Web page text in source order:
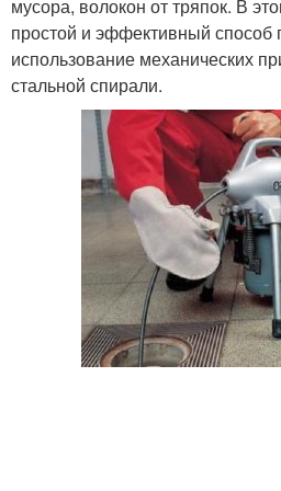
мусора, волокон от тряпок. В
простой и эффективный способ
использование механических
стальной спирали.